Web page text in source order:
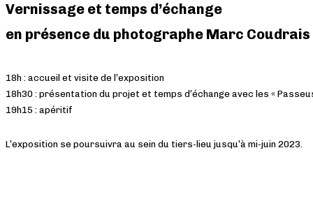
Vernissage et temps d’échange
en présence du photographe Marc
18h : accueil et visite de l’exposition
18h30 : présentation du projet et temps d’échange avec les «
19h15 : apéritif
L’exposition se poursuivra au sein du tiers-lieu jusqu’à mi-juin 2023.